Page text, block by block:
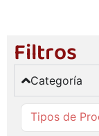
Filtros
Categoría
Tipos de